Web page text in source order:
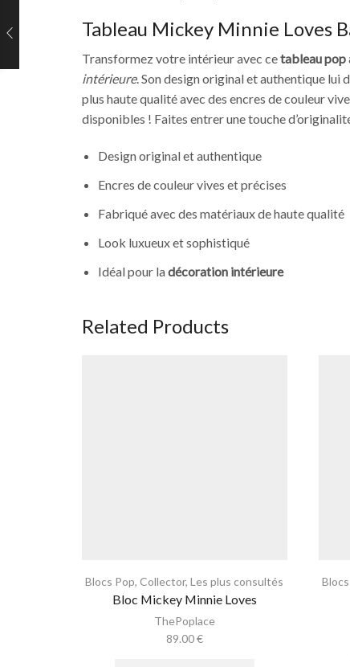
Tableau Mickey Minnie Loves
Transformez votre intérieur avec cetableau pop
intérieure. Son design original et authentique lui
plus haute qualité avec des encres de couleur
disponibles ! Faites entrer une touche
Design original et authentique
Encres de couleur vives et précises
Fabriqué avec des matériaux de haute qualité
Look luxueux et sophistiqué
Idéal pour ladécoration intérieure
Related Products
Blocs Pop,Collector,Les plus consultés
Bloc Mickey Minnie Loves
ThePoplace
89.00€